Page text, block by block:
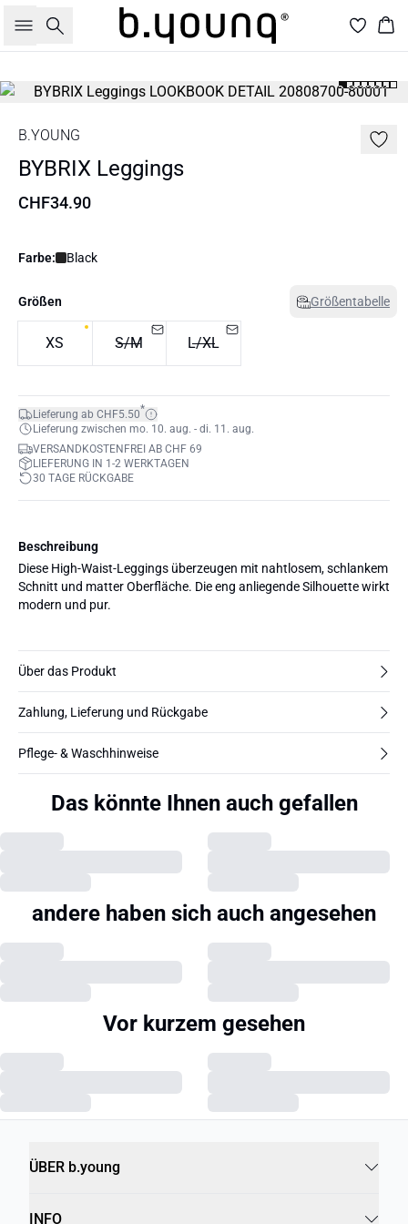
Suche
B.YOUNG
BYBRIX Leggings
CHF34.90
Farbe: Black
Größen Größentabelle
XS S/M L/XL
Lieferung ab CHF5.50*
Lieferung zwischen mo. 10. aug. - di. 11. aug.
VERSANDKOSTENFREI AB CHF 69
LIEFERUNG IN 1-2 WERKTAGEN
30 TAGE RÜCKGABE
Beschreibung
Diese High-Waist-Leggings überzeugen mit nahtlosem, schlankem
Schnitt und matter Oberfläche. Die eng anliegende Silhouette wirkt
modern und pur.
Über das Produkt
Zahlung, Lieferung und Rückgabe
Pflege- & Waschhinweise
Das könnte Ihnen auch gefallen
andere haben sich auch angesehen
Vor kurzem gesehen
ÜBER b.young
INFO